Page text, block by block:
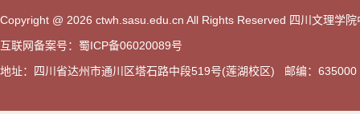
Copyright @ 2026 ctwh.sasu.edu.cn All Rights Reserved 四川文理学
互联网备案号：蜀ICP备06020089号
地址：四川省达州市通川区塔石路中段519号(莲湖校区) 邮编：